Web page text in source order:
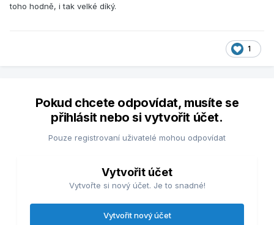
toho hodně, i tak velké díký.
1
Pokud chcete odpovídat, musíte se
přihlásit nebo si vytvořit účet.
Pouze registrovaní uživatelé mohou odpovídat
Vytvořit účet
Vytvořte si nový účet. Je to snadné!
Vytvořit nový účet